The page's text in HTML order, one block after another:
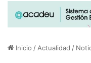
Inicio / Actualidad /